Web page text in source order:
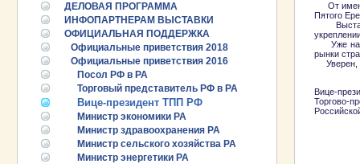
ДЕЛОВАЯ ПРОГРАММА
ИНФОПАРТНЕРАМ ВЫСТАВКИ
ОФИЦИАЛЬНАЯ ПОДДЕРЖКА
Официальные приветствия 2018
Официальные приветствия 2016
Посол РФ в РА
Торговый представитель РФ в РА
Вице-президент ТПП РФ
Министр экономики РА
Министр здравоохранения РА
Министр сельского хозяйства РА
Министр энергетики РА
От имени
Пятого
Уже на
рынки
Уверен,
Вице-
Торгово-